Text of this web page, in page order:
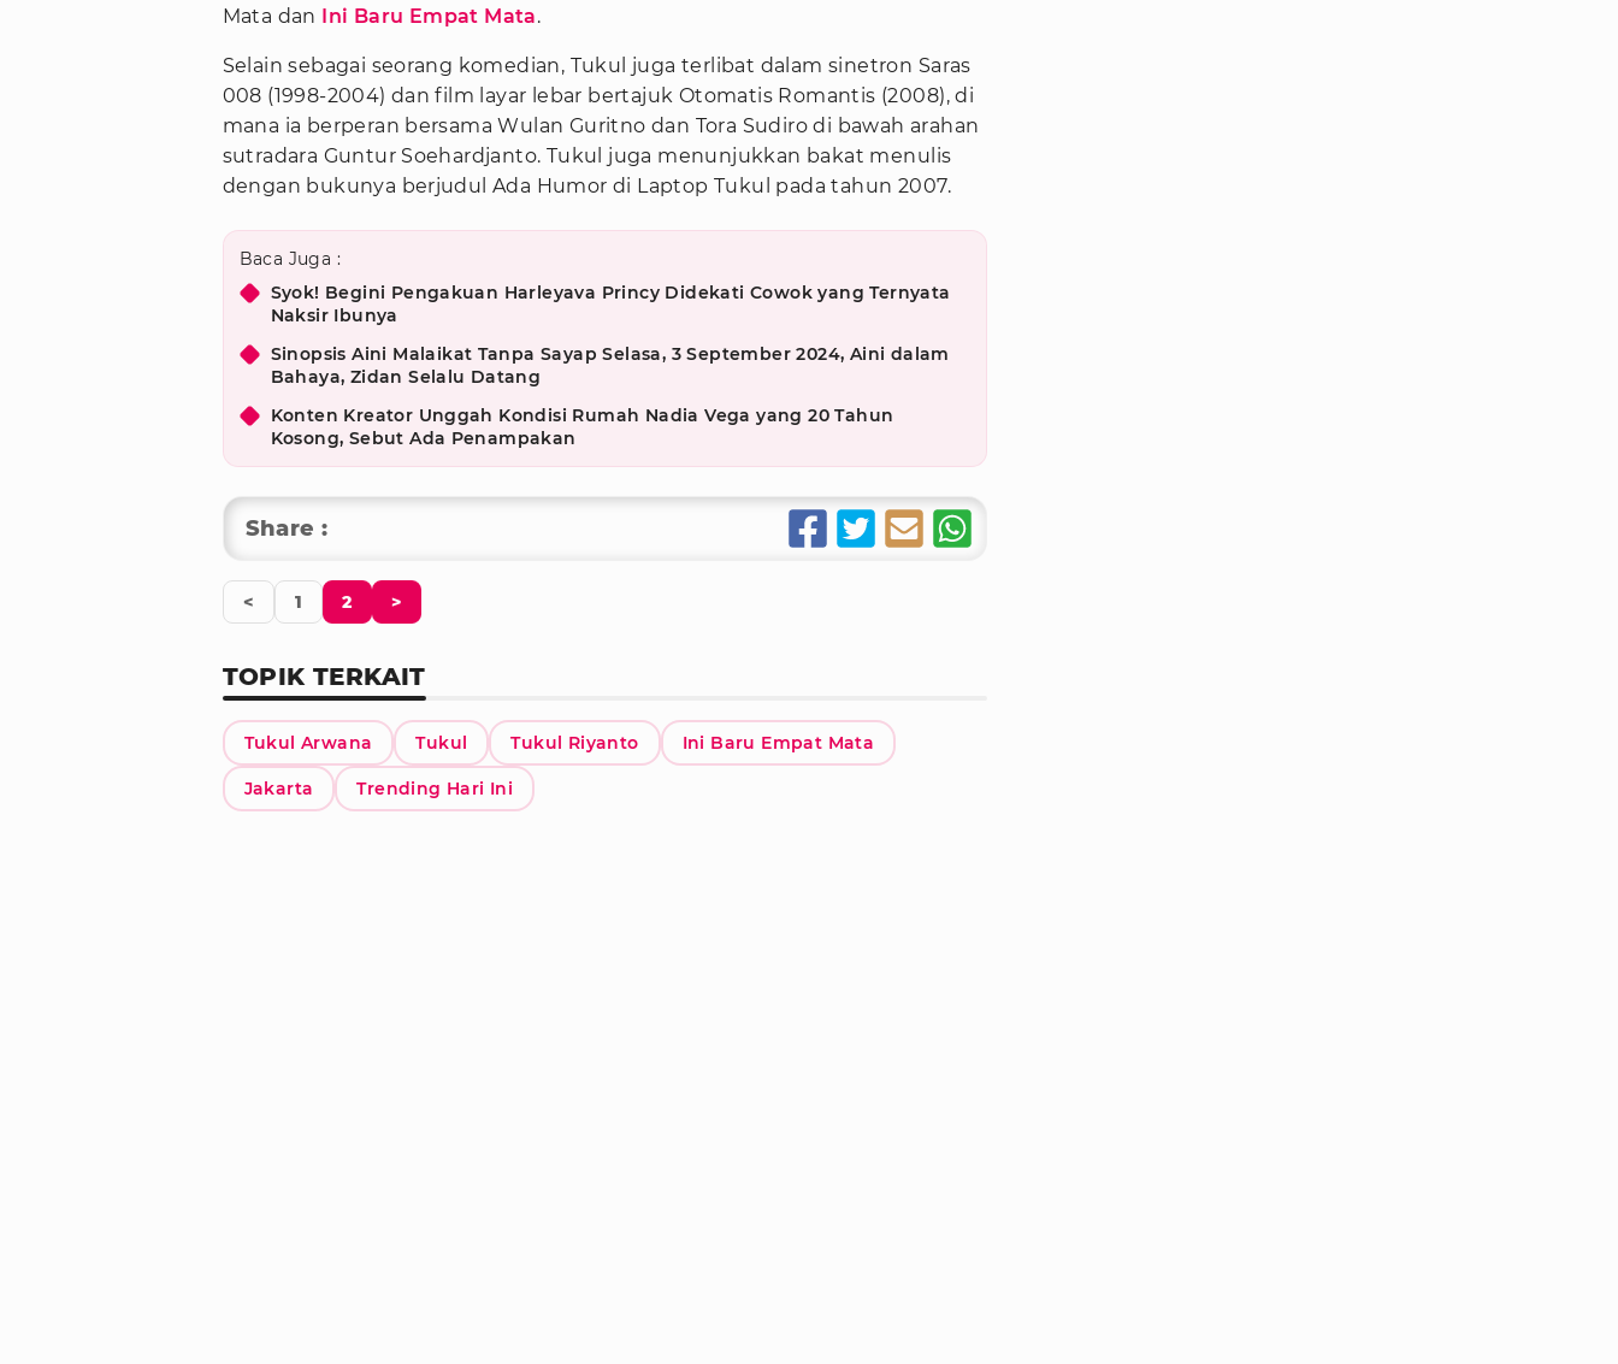
Mata dan
Ini Baru Empat Mata.
Selain sebagai seorang komedian, Tukul juga terlibat dalam sinetron Saras
008 (1998-2004) dan film layar lebar bertajuk Otomatis Romantis (2008), di
mana ia berperan bersama Wulan Guritno dan Tora Sudiro di bawah arahan
sutradara Guntur Soehardjanto. Tukul juga menunjukkan bakat menulis
dengan bukunya berjudul Ada Humor di Laptop Tukul pada tahun 2007.
Baca Juga :
Syok! Begini Pengakuan Harleyava Princy Didekati Cowok yang Ternyata
Naksir Ibunya
Sinopsis Aini Malaikat Tanpa Sayap Selasa, 3 September 2024, Aini dalam
Bahaya, Zidan Selalu Datang
Konten Kreator Unggah Kondisi Rumah Nadia Vega yang 20 Tahun
Kosong, Sebut Ada Penampakan
Share :
< 1 2 >
TOPIK TERKAIT
Tukul Arwana Tukul Tukul Riyanto Ini Baru Empat Mata
Jakarta Trending Hari Ini